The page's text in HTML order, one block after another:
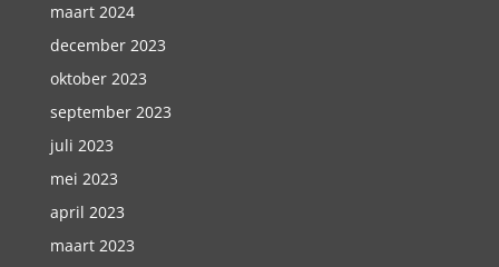
maart 2024
december 2023
oktober 2023
september 2023
juli 2023
mei 2023
april 2023
maart 2023